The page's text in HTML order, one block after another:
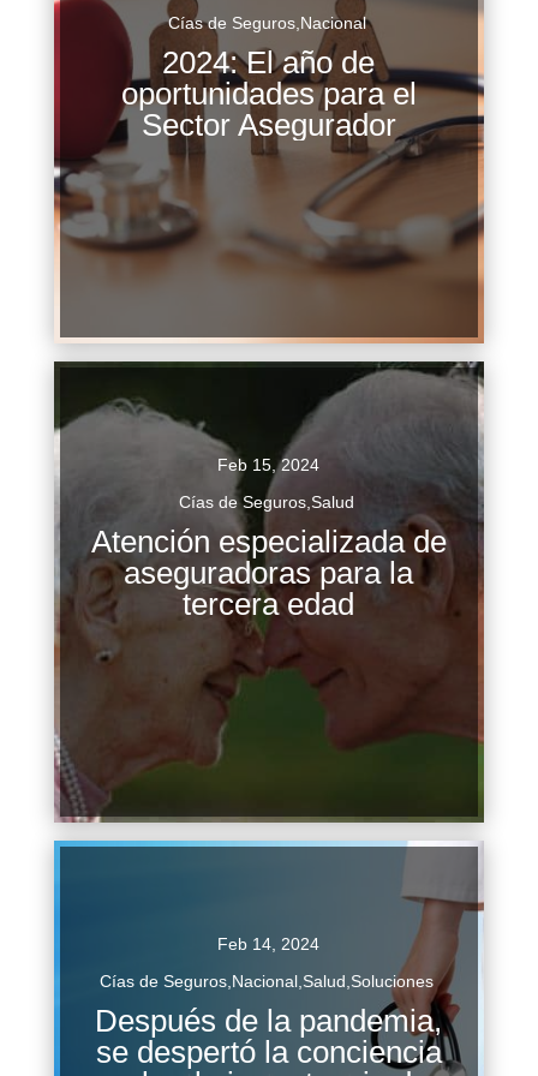
Cías de Seguros,Nacional
2024: El año de
oportunidades para el
Sector Asegurador
Según los datos de la Encuesta Nacional de
Inclusión Financiera 2021, solo el 21% de los
adultos en México tienen un seguro, lo cual
representa un descenso del 4% en...
Feb 15, 2024
Cías de Seguros Salud
Atención especializada de
aseguradoras para la
tercera edad
En México, aproximadamente 18 millones de
personas se encuentran en la etapa de adultez
mayor ( más de 60 años), lo cual representa
alrededor del 14% de la población...
Feb 14, 2024
Cías de Seguros Nacional Salud Soluciones
Después de la pandemia,
se despertó la conciencia
7 de cada 120 millones de mexicanos cuentan